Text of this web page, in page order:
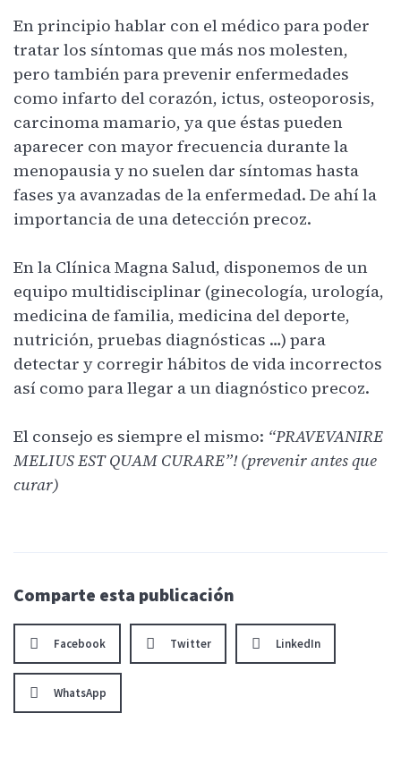
En principio hablar con el médico para poder
tratar los síntomas que más nos molesten,
pero también para prevenir enfermedades
como infarto del corazón, ictus, osteoporosis,
carcinoma mamario, ya que éstas pueden
aparecer con mayor frecuencia durante la
menopausia y no suelen dar síntomas hasta
fases ya avanzadas de la enfermedad. De ahí la
importancia de una detección precoz.
En la Clínica Magna Salud, disponemos de un
equipo multidisciplinar (ginecología, urología,
medicina de familia, medicina del deporte,
nutrición, pruebas diagnósticas …) para
detectar y corregir hábitos de vida incorrectos
así como para llegar a un diagnóstico precoz.
El consejo es siempre el mismo: “PRAVEVANIRE
MELIUS EST QUAM CURARE”! (prevenir antes que
curar)
Comparte esta publicación
Facebook Twitter LinkedIn
WhatsApp